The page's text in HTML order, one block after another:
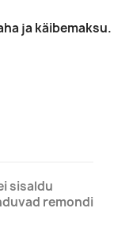
ja käibemaksu.
sisaldu
remondi